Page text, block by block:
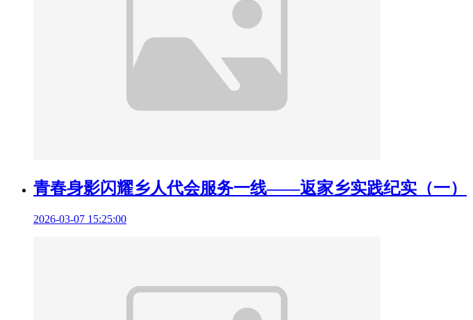
青春身影闪耀乡人代会服务一线——返家乡实践纪实（一）
2026-03-07 15:25:00